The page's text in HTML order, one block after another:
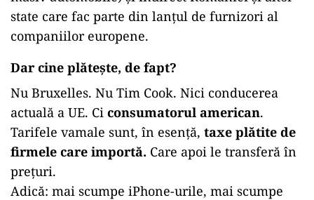
state care fac parte din lanțul de furnizori al
companiilor europene.
Dar cine plătește, de fapt?
Nu Bruxelles. Nu Tim Cook. Nici conducerea
actuală a UE. Ci consumatorul american.
Tarifele vamale sunt, în esență, taxe plătite de
firmele care importă. Care apoi le transferă în
prețuri.
Adică: mai scumpe iPhone-urile, mai scumpe